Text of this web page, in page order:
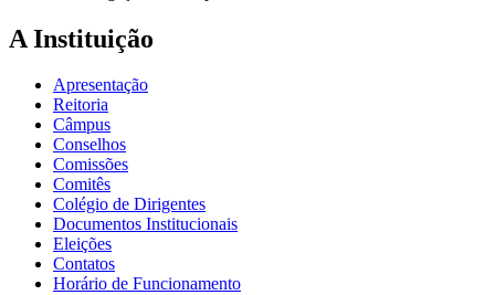
A Instituição
Apresentação
Reitoria
Câmpus
Conselhos
Comissões
Comitês
Colégio de Dirigentes
Documentos Institucionais
Eleições
Contatos
Horário de Funcionamento